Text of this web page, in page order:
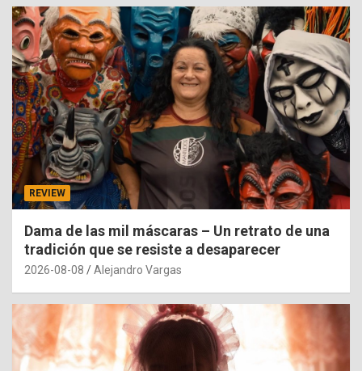
REVIEW
Dama de las mil máscaras – Un retrato de una
tradición que se resiste a desaparecer
2026-08-08 Alejandro Vargas